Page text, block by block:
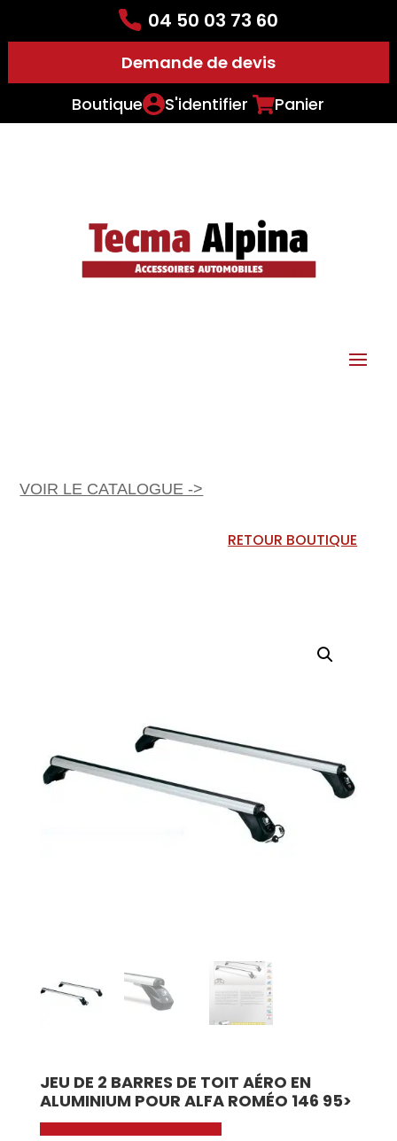
04 50 03 73 60
Demande de devis
Boutique
S'identifier Panier
VOIR LE CATALOGUE ->
RETOUR BOUTIQUE
JEU DE 2 BARRES DE TOIT AÉRO EN
ALUMINIUM POUR ALFA ROMÉO 146 95>